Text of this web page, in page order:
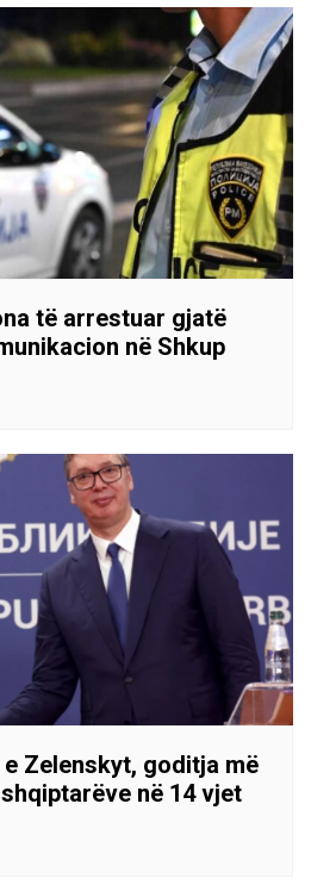
të arrestuar gjatë
në Shkup
Zelenskyt, goditja më
në 14 vjet